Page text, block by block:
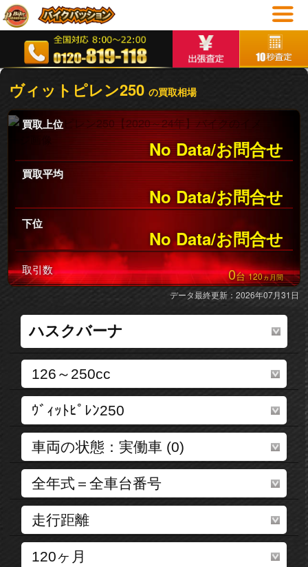
ヴィットピレン250 の買取相場
買取上位
No Data/お問合せ
買取平均
No Data/お問合せ
下位
No Data/お問合せ
取引数 0台120ヵ月間
データ最終更新：2026年07月31日